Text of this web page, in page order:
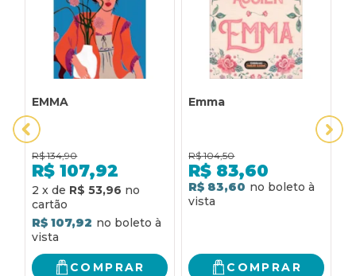
EMMA
R$ 134,90
R$ 107,92
2 x de R$ 53,96
R$ 107,92
COMPRAR
Emma
R$ 104,50
R$ 83,60
R$ 83,60
COMPRAR